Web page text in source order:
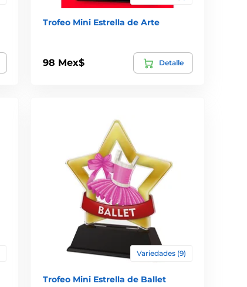
Trofeo Mini Estrella de Arte
98 Mex$ Detalle
Variedades (9)
Trofeo Mini Estrella de Ballet